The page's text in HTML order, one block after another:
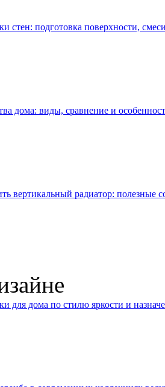
стен: подготовка поверхности,
дома: виды, сравнение и
вертикальный радиатор: полезные
для дома по стилю яркости и